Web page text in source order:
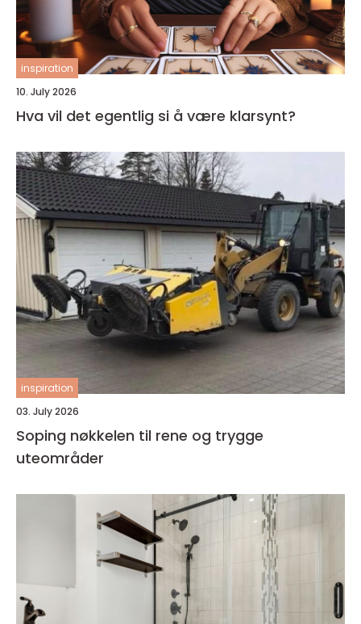
inspiration
10. July 2026
Hva vil det egentlig si å være klarsynt?
inspiration
03. July 2026
Soping nøkkelen til rene og trygge
uteområder